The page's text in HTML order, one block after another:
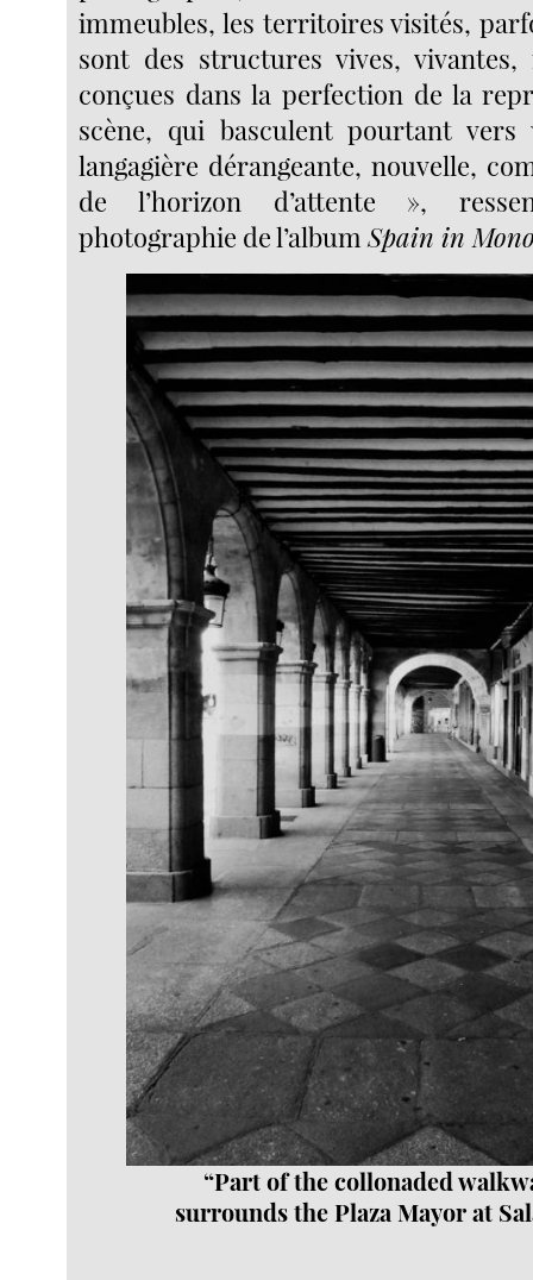
immeubles, les territoires visités,
sont des structures vives, vivantes,
conçues dans la perfection de la
scène, qui basculent pourtant
langagière dérangeante, nouvelle,
de l’horizon d’attente »,
photographie de l’albumSpain in
“Part of the collonaded
surrounds the Plaza Mayor at